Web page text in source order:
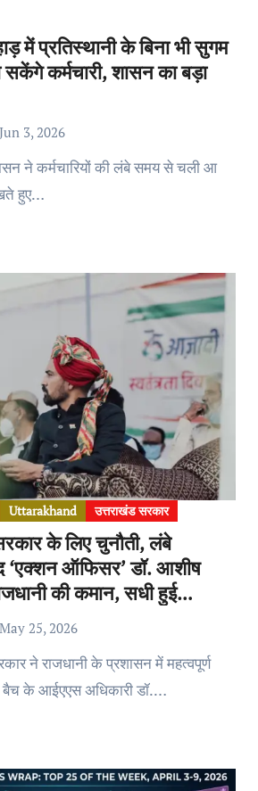
में प्रतिस्थानी के बिना भी सुगम
सकेंगे कर्मचारी, शासन का बड़ा
Jun 3, 2026
हुए…
Uttarakhand उत्तराखंड सरकार
के लिए चुनौती, लंबे
‘एक्शन ऑफिसर’ डॉ. आशीष
की कमान, सधी हुई
कूल” नाम से भी हैं विख्यात
May 25, 2026
के आईएएस अधिकारी डॉ.…